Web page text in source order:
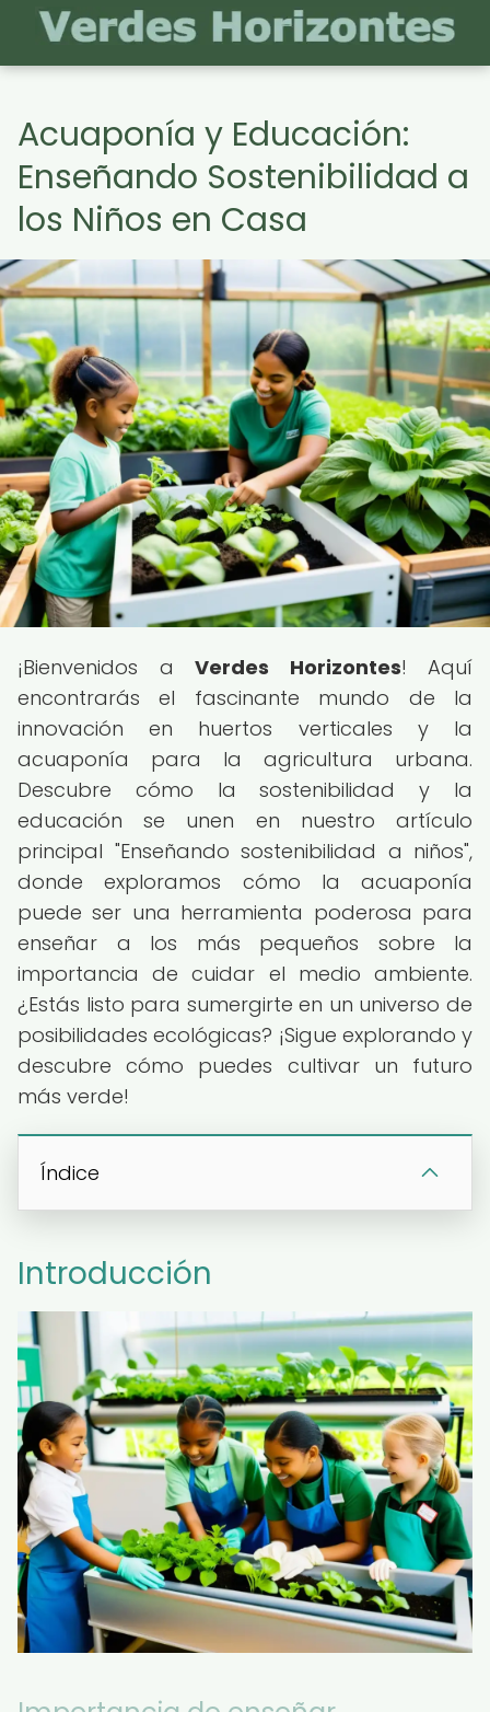
Acuaponía y Educación:
Enseñando Sostenibilidad a
los Niños en Casa
¡Bienvenidos a Verdes Horizontes! Aquí
encontrarás el fascinante mundo de la
innovación en huertos verticales y la
acuaponía para la agricultura urbana.
Descubre cómo la sostenibilidad y la
educación se unen en nuestro artículo
principal "Enseñando sostenibilidad a niños",
donde exploramos cómo la acuaponía
puede ser una herramienta poderosa para
enseñar a los más pequeños sobre la
importancia de cuidar el medio ambiente.
¿Estás listo para sumergirte en un universo de
posibilidades ecológicas? ¡Sigue explorando y
descubre cómo puedes cultivar un futuro
más verde!
Índice
Introducción